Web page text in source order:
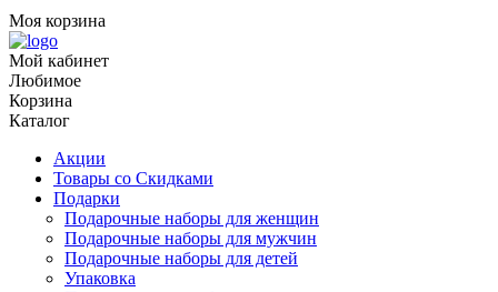
Моя корзина
Мой кабинет
Любимое
Корзина
Каталог
Акции
Товары со Скидками
Подарки
Подарочные наборы для женщин
Подарочные наборы для мужчин
Подарочные наборы для детей
Упаковка